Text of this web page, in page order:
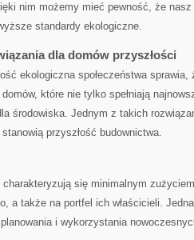
nim możemy mieć pewność, że
standardy ekologiczne.
⁣dla domów przyszłości
ekologiczna społeczeństwa⁣ sprawia,
które ‍nie tylko spełniają
środowiska.⁤ Jednym z‍ takich
‍przyszłość budownictwa.
‍się‌ minimalnym
a także ⁤na portfel ich⁤ właścicieli.
i wykorzystania‌